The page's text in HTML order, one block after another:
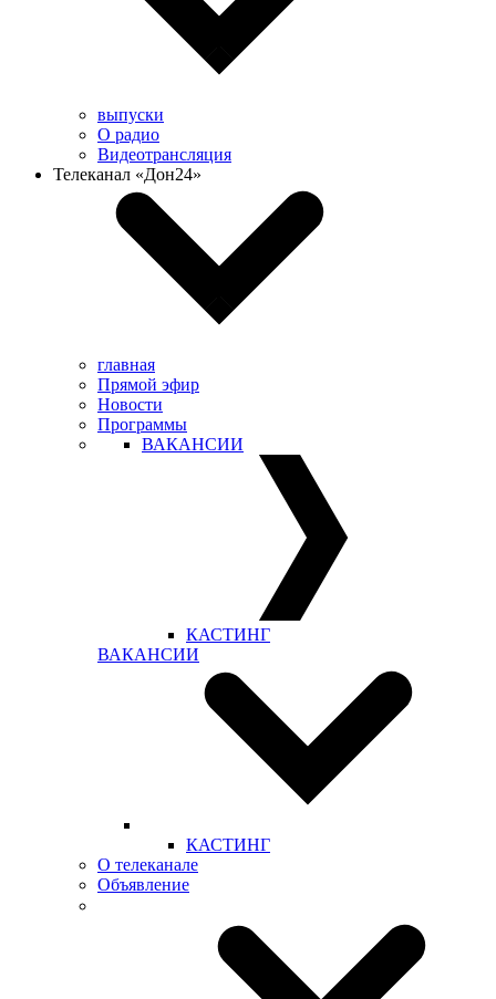
выпуски
О радио
Видеотрансляция
Телеканал «Дон24»
главная
Прямой эфир
Новости
Программы
ВАКАНСИИ
КАСТИНГ
ВАКАНСИИ
КАСТИНГ
О телеканале
Объявление